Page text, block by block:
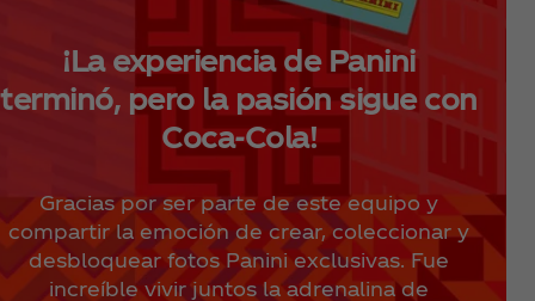
¡La experiencia de Panini
terminó, pero la pasión sigue con
Coca‑Cola!
Gracias por ser parte de este equipo y
compartir la emoción de crear, coleccionar y
desbloquear fotos Panini exclusivas. Fue
increíble vivir juntos la adrenalina de